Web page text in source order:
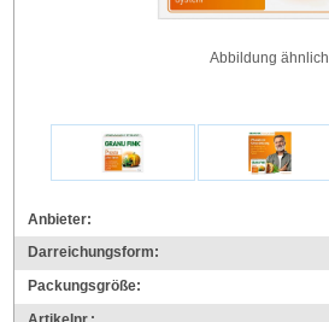
Abbildung ähnlich
Anbieter:
Darreichungsform:
Packungsgröße: